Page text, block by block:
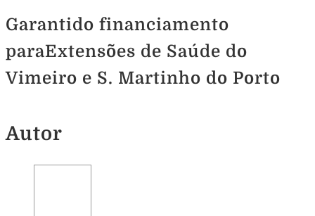
Garantido financiamento
paraExtensões de Saúde do
Vimeiro e S. Martinho do Porto
Autor